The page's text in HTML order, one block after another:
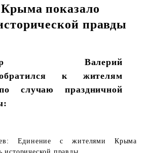
показало
правды
Валерий
к жителям
случаю праздничной